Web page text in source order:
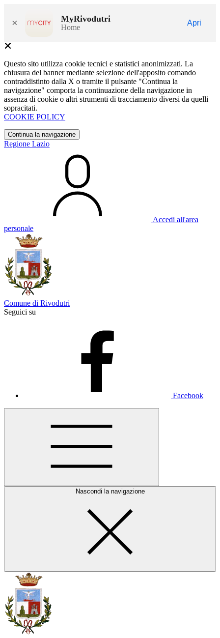
× MyRivodutri
Home
Apri
Questo sito utilizza cookie tecnici e statistici anonimizzati. La
chiusura del banner mediante selezione dell'apposito comando
contraddistinto dalla X o tramite il pulsante "Continua la
navigazione" comporta la continuazione della navigazione in
assenza di cookie o altri strumenti di tracciamento diversi da quelli
sopracitati.
COOKIE POLICY
Continua la navigazione
Regione Lazio
Accedi all'area
personale
Comune di Rivodutri
Seguici su
Facebook
Nascondi la navigazione